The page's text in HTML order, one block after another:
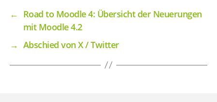
← Road to Moodle 4: Übersicht der Neuerungen
mit Moodle 4.2
→ Abschied von X / Twitter